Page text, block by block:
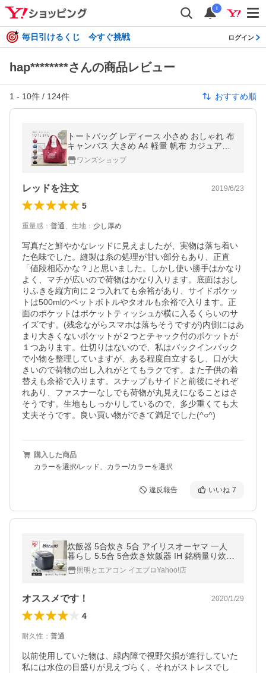
i
毎日引けるくじ 今すぐ挑戦 ログイン
hap********さんの商品レビュー
1 - 10件 / 124件 おすすめ順
トートバッグ レディース 小さめ おしゃれ 布
キャンバス 大きめ A4 軽量 帆布 カジュアル
2way かばん 軽い 鞄 ハンドバッグ マザーズ
バッグ
ワンズショップ
レッドを注文 2019/6/23
5
重量感 ： 普通、 生地 ： 少し厚め
写真だと鮮やかなレッドに見えましたが、実物は落ち着い
た色味でした。縫製は糸の処理が甘い部分もあり、正直
「値段相応かな？｣と思いました。しかし使い勝手はかなり
よく、マチが広いので荷物はかなり入ります。底面はおし
りふきを縦方向に２つ入れても余裕があり、サイドポケッ
トは500mlのペットボトルやタオルも余裕で入ります。正
面のポケットはポケットティッシュが横に入るくらいのサ
イズです。(残念ながらスマホは落ちそうですが)内側にはあ
まり大きくないポケットが２つとチャック付のポケットが
１つあります。仕切りはないので、私はバックインバック
で小物を整理していますが、ある程度自立するし、口が大
きいので荷物の出し入れがとてもラクです。また子供の着
替えも余裕で入ります。スナップもサイドと前後にそれぞ
れあり、ファスナーなしでも荷物が丸見えになることはさ
そうです。生地もしっかりしているので、多少重くても大
丈夫そうです。良い買い物ができて満足でした(^○^)
購入した商品
カラーを選択/レッド、カラー/カラーを選択
違反報告 いいね 7
炊飯器 5合炊き 5合 アイリスオーヤマ 一人
暮らし 5.5合 5合炊き炊飯器 IH 銘柄量り炊き
カロリー計算 RC-ICA50-H 5合炊き IH炊飯器
安い 新品
照明とエアコン イエプロYahoo!店
オススメです！ 2020/1/29
4
耐久性 ： 普通
以前使用していた物は、緑内障で視野欠損が進行していた
私には水位の目盛りが見えづらく、それがストレスでし